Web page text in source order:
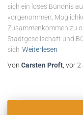
sich ein loses Bündnis
vorgenommen,
Zusammenkommen zu
Stadtgesellschaft und
sich Weiterlesen
Von Carsten Proft , vor2